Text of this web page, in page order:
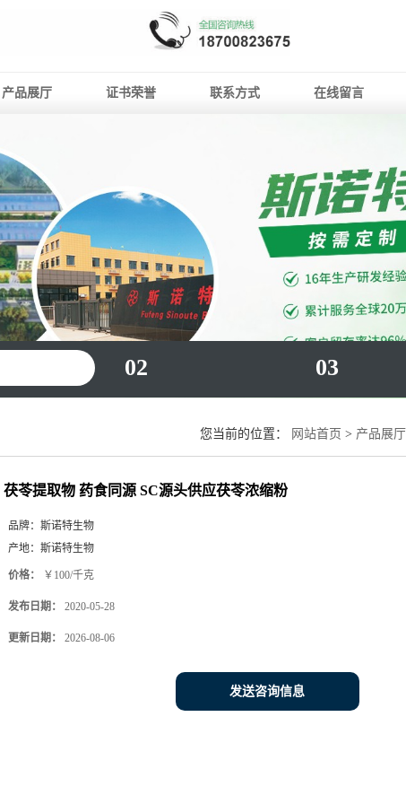
产品展厅 证书荣誉 联系方式 在线留言
02 03
您当前的位置： 网站首页 > 产品展厅
茯苓提取物 药食同源 SC源头供应茯苓浓缩粉
品牌： 斯诺特生物
产地： 斯诺特生物
价格： ￥100/千克
发布日期： 2020-05-28
更新日期： 2026-08-06
发送咨询信息